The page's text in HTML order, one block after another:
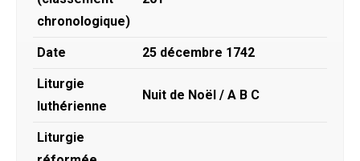
chronologique)
Date 25 décembre 1742
Liturgie
luthérienne
Nuit de Noël / A B C
Liturgie